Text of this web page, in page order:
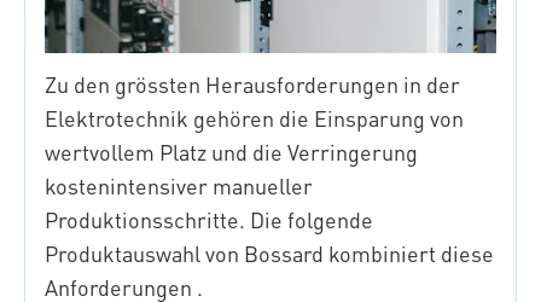
Zu den grössten Herausforderungen in der
Elektrotechnik gehören die Einsparung von
wertvollem Platz und die Verringerung
kostenintensiver manueller
Produktionsschritte. Die folgende
Produktauswahl von Bossard kombiniert diese
Anforderungen .